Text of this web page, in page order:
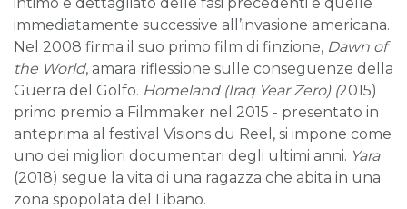
immediatamente successive all’invasione americana.
Nel 2008 firma il suo primo film di finzione, Dawn of
the World, amara riflessione sulle conseguenze della
Guerra del Golfo. Homeland (Iraq Year Zero) (2015)
primo premio a Filmmaker nel 2015 - presentato in
anteprima al festival Visions du Reel, si impone come
uno dei migliori documentari degli ultimi anni. Yara
(2018) segue la vita di una ragazza che abita in una
zona spopolata del Libano.